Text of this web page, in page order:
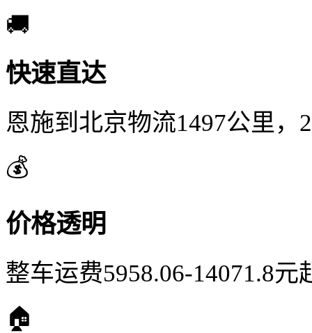
🚚
快速直达
恩施到北京物流1497公里
💰
价格透明
整车运费5958.06-14071.8
🏠